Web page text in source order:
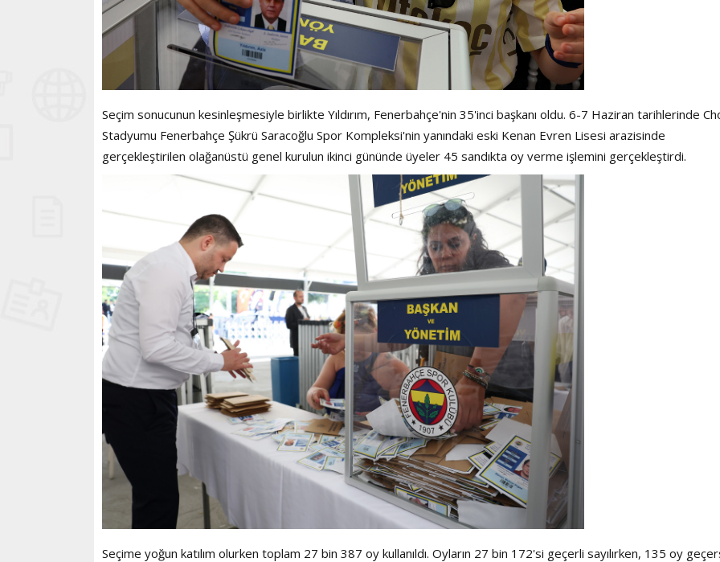
Seçim sonucunun kesinleşmesiyle birlikte Yıldırım, Fenerbahçe'nin 35'inci başkanı oldu. 6-7 Haziran tarihlerinde
Stadyumu Fenerbahçe Şükrü Saracoğlu Spor Kompleksi'nin yanındaki eski Kenan Evren Lisesi arazisinde
gerçekleştirilen olağanüstü genel kurulun ikinci gününde üyeler 45 sandıkta oy verme işlemini gerçekleştirdi.
Seçime yoğun katılım olurken toplam 27 bin 387 oy kullanıldı. Oyların 27 bin 172'si geçerli sayılırken, 135 oy